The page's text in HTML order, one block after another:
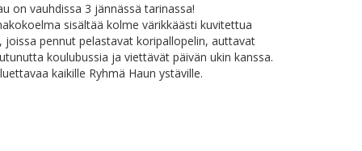
on vauhdissa 3 jännässä tarinassa!
sisältää kolme värikkäästi kuvitettua
joissa pennut pelastavat koripallopelin, auttavat
koulubussia ja viettävät päivän ukin kanssa.
kaikille Ryhmä Haun ystäville.